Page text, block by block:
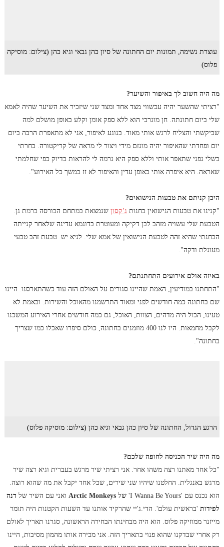
עוצרת נשימה, תמונות יום החתונה של סיון כהן גבאי וגיא כהן (צילום: מוסיקה
פלוס)
מה היה חשוב לך באיפור והשיער?
"רציתי שהשער יהיה עכשווי מצד אחד ומצד שני שיזכיר את השיער שהיה לאמא
שלי ביום חתונתה. חן מוגרבי הוא ללא ספק אומן וקלע באופן מושלם למה
שביקשתי והצליח לרגש אותי מאוד. בנוגע לאיפור, אני לא מתאפרת הרבה ביום
יום ופחדתי שהאיפור יהיה מוגזם מידי ויצור לי מראה של קריקטורה. בחרתי
בשלי גפני שתאפר אותי וללא ספק היא גרמה לי להראות בדיוק כפי שחלמתי
שאראה. היא איפרה אותי באופן עדין והאיפור לא זז במשך כל האירוע".
היכן קניתם את טבעות הנישואים?
"קנינו את טבעות הנישואין בחנות ג'קסוןשנמצאת במתחם הבורסה ברמת גן.
הטבעת שלי עשויה מזהב לבן דקיקה ומעוטרת בדוגמא עדינה שלאחר קנייתה
הבחנתי שהיא זהה לטבעת הנישואין של אמא שלי. לגיא יש טבעת זהב טבעי
מעוגלת ודקה".
באיזה אולם אירועים התחתנתם?
"התחתנו במודיעין, האמת שהיינו סגורים על האולם הזה עוד כשהתארסנו. היינו
שם בחתונה כמה חודשים לפני ומאוד התרשמנו מהאוכל והשירות. ובאמת לא
טעינו, הכול היה מדהים, הצוות, האוכל, גם כמה חודשים אחרי האירוע המשכנו
לקבל מחמאות. היו לנו 400 מוזמנים בחתונה, כולם סיפרו שאכלו כמו שצריך
בחתונה".
הרגע הגדול, החתונה של סיון כהן גבאי וגיא כהן (צילום: מוסיקה פלוס)
מה היה שיר הכניסה לחופה שלכם?
"כל אחד מאתנו רצה משהו אחר. אני רציתי שיר מרגש בעברית וגיא רצה שיר
מרגש באנגלית. החלטנו שיהיו שני שירים, שכל אחד יקבל את מה שהוא רוצה.
הוא נכנס עם 'IWanna Be Yours' שלArctic Monkeys ואני עם השיר של דנה
לפידות 'בראשית עולם'. הדי.ג'יי שהרקיד אותנו עד השעות הקטנות היה תומר
מייזנר ממוזיקה פלוס. הוא היה מבחינתו הבחירה הראשונה, סגרנו תאריך לאולם
רק אחרי שבדקנו שהוא פנוי בתאריך הזה. אני מכירה אותו מהמון מסיבות, היינו